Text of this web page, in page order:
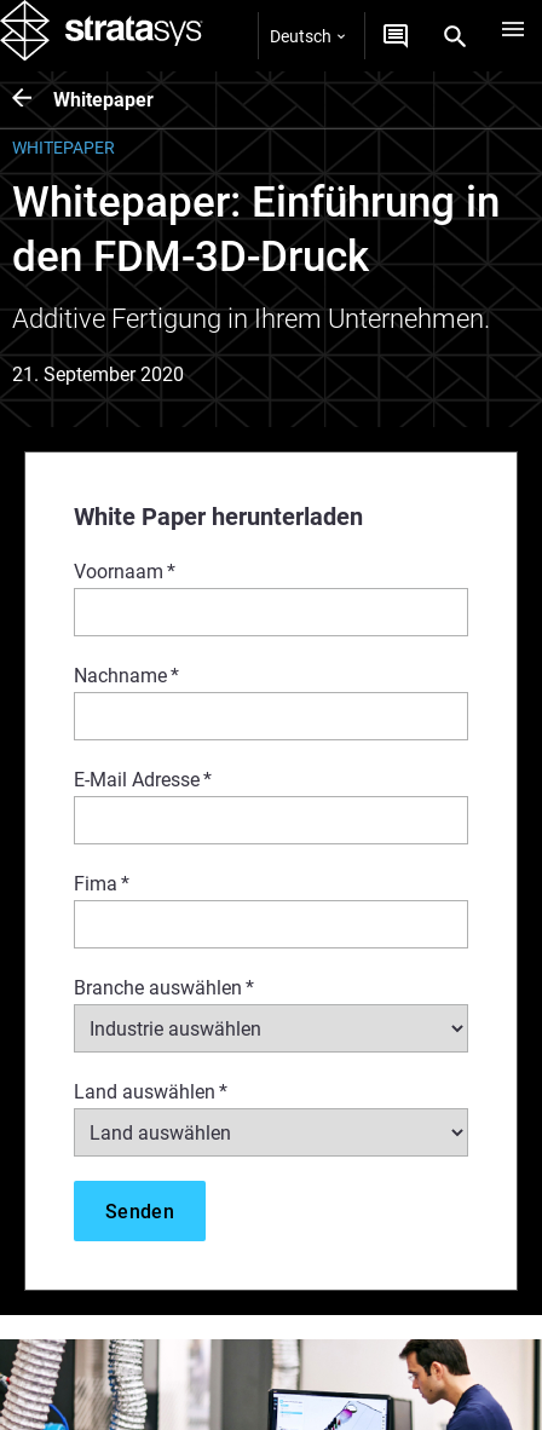
Deutsch
Whitepaper
White Paper herunterladen
Voornaam *
Nachname*
E-Mail Adresse*
Fima *
Branche auswählen *
Land auswählen *
WHITEPAPER
Whitepaper: Einführung in
den FDM-3D-Druck
Additive Fertigung in Ihrem Unternehmen.
21. September 2020